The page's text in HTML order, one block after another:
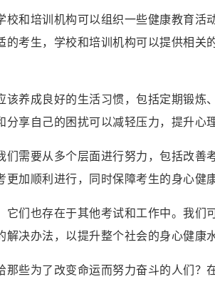
和培训机构可以组织一些健康教育活
考生，学校和培训机构可以提供相关
养成良好的生活习惯，包括定期锻炼
享自己的困扰可以减轻压力，提升心理
需要从多个层面进行努力，包括改善
加顺利进行，同时保障考生的身心健康
们也存在于其他考试和工作中。我们
决办法，以提升整个社会的身心健康水
些为了改变命运而努力奋斗的人们？